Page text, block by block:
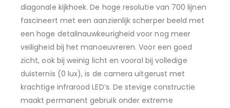
diagonale kijkhoek. De hoge resolutie van 700 lijnen
fascineert met een aanzienlijk scherper beeld met
een hoge detailnauwkeurigheid voor nog meer
veiligheid bij het manoeuvreren. Voor een goed
zicht, ook bij weinig licht en vooral bij volledige
duisternis (0 lux), is de camera uitgerust met
krachtige infrarood LED’s. De stevige constructie
maakt permanent gebruik onder extreme